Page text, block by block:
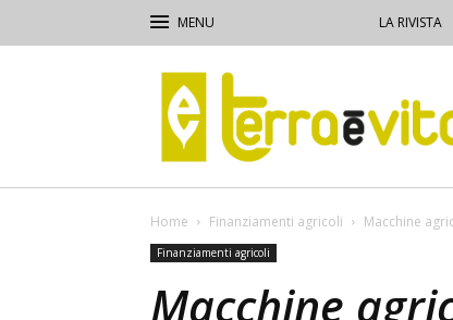
LA RIVISTA
Terra
e
Vita
Home Finanziamenti agricoli Macchine
Finanziamenti agricoli
Macchine